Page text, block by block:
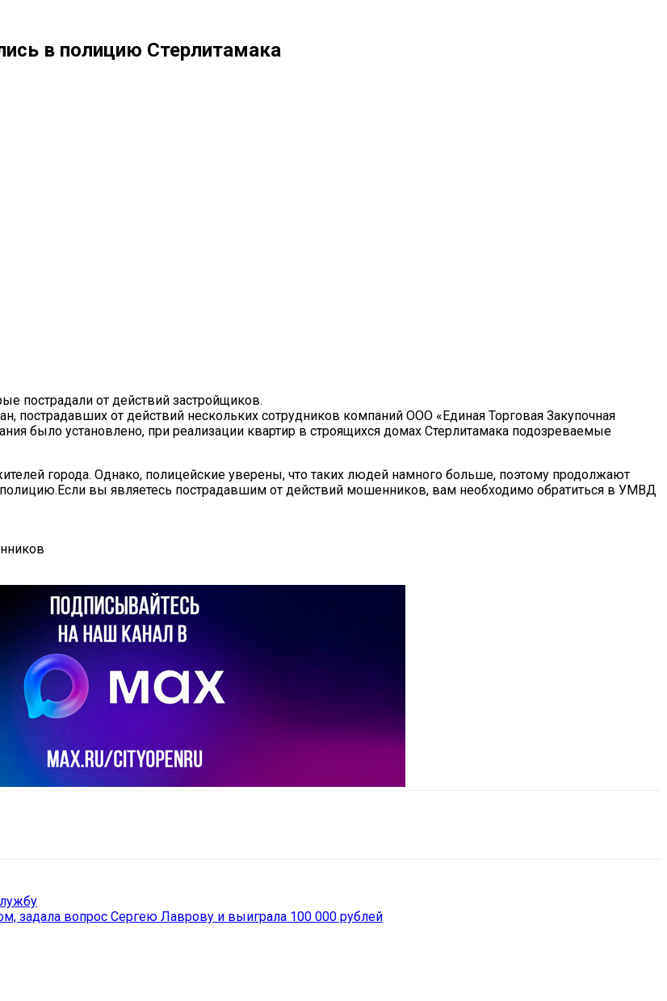
в полицию Стерлитамака
пострадали от действий застройщиков.
пострадавших от действий нескольких сотрудников компаний ООО «Единая Торговая Закупочная
было установлено, при реализации квартир в строящихся домах Стерлитамака подозреваемые
города. Однако, полицейские уверены, что таких людей намного больше, поэтому продолжают
вы являетесь пострадавшим от действий мошенников, вам необходимо обратиться в УМВД
задала вопрос Сергею Лаврову и выиграла 100 000 рублей